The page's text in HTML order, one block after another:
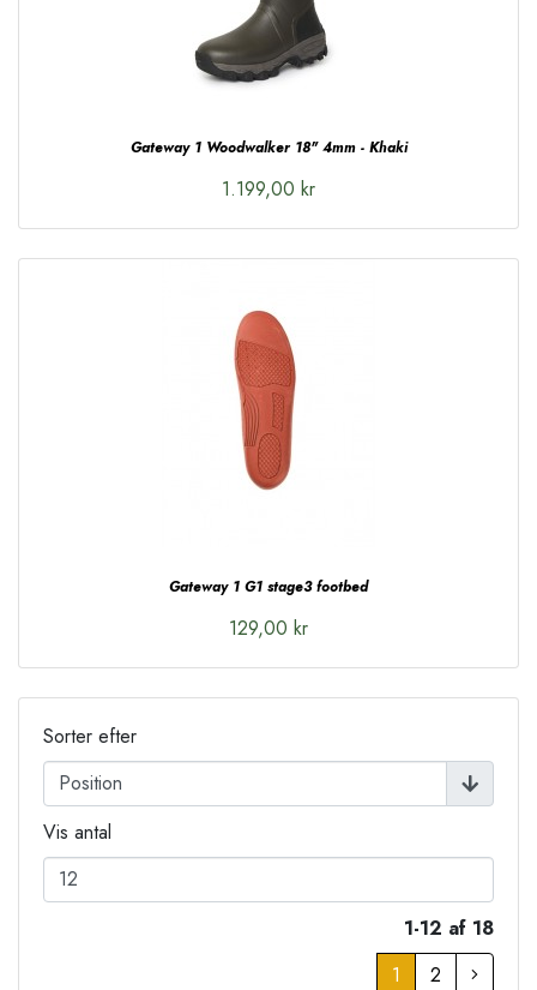
Gateway 1 Woodwalker 18" 4mm - Khaki
1.199,00 kr
Gateway 1 G1 stage3 footbed
129,00 kr
Sorter efter
Vis antal
1-12 af 18
1
2